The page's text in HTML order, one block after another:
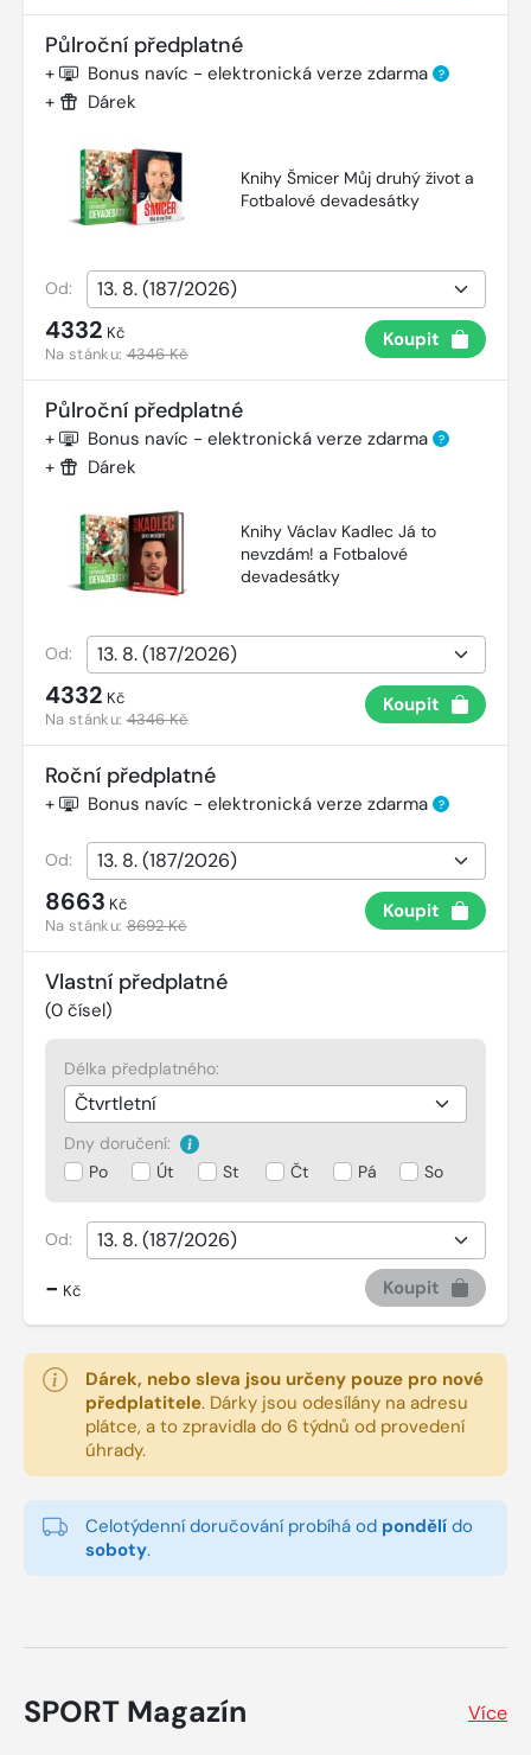
Půlroční předplatné
+ Bonus navíc - elektronická verze zdarma ?
+ Dárek
Knihy Šmicer Můj druhý život a
Fotbalové devadesátky
Od:
4332 Kč
Na stánku:4346 Kč
Koupit
Půlroční předplatné
+ Bonus navíc - elektronická verze zdarma ?
+ Dárek
Knihy Václav Kadlec Já to
nevzdám! a Fotbalové
devadesátky
Od:
4332 Kč
Na stánku:4346 Kč
Koupit
Roční předplatné
+ Bonus navíc - elektronická verze zdarma ?
Od:
8663 Kč
Na stánku:8692 Kč
Koupit
Vlastní předplatné
(0 čísel)
Délka předplatného:
Dny doručení:
Po
Út St Čt Pá So
Od:
- Kč Koupit
Dárek, nebo sleva jsou určeny pouze pro nové
předplatitele. Dárky jsou odesílány na adresu
plátce, a to zpravidla do 6 týdnů od provedení
úhrady.
Celotýdenní doručování probíhá od pondělí do
soboty.
SPORT Magazín Více